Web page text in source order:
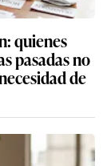
quienes
pasadas no
de